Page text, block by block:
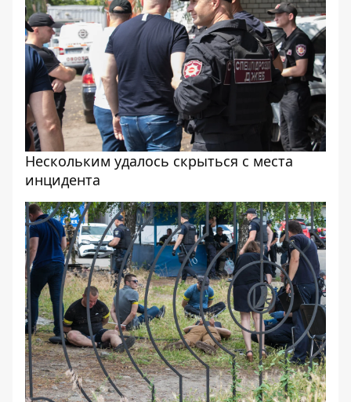
Нескольким удалось скрыться с места
инцидента